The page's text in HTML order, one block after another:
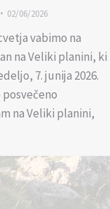
02/06/2026
vabimo na
na Veliki planini, ki
7. junija 2026.
na Veliki planini,